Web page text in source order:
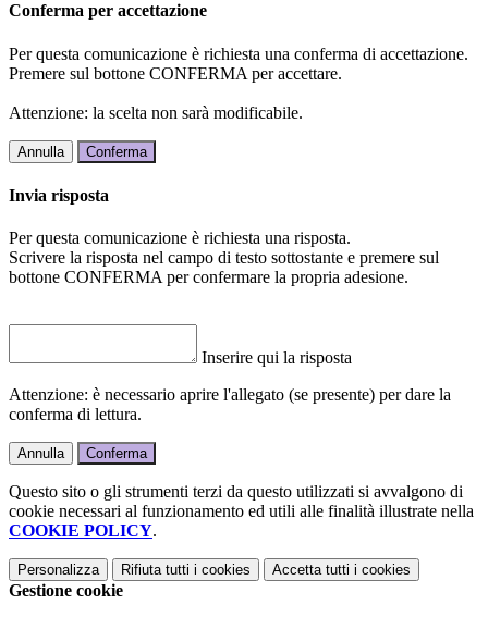
Conferma per accettazione
Per questa comunicazione è richiesta una conferma di accettazione.
Premere sul bottone CONFERMA per accettare.
Attenzione: la scelta non sarà modificabile.
Annulla Conferma
Invia risposta
Per questa comunicazione è richiesta una risposta.
Scrivere la risposta nel campo di testo sottostante e premere sul
bottone CONFERMA per confermare la propria adesione.
Inserire qui la risposta
Attenzione: è necessario aprire l'allegato (se presente) per dare la
conferma di lettura.
Annulla Conferma
Questo sito o gli strumenti terzi da questo utilizzati si avvalgono di
cookie necessari al funzionamento ed utili alle finalità illustrate nella
COOKIE POLICY.
Personalizza Rifiuta tutti i cookies Accetta tutti i cookies
Gestione cookie